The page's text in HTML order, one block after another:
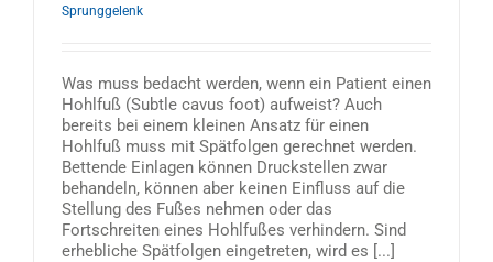
Sprunggelenk
Was muss bedacht werden, wenn ein Patient einen
Hohlfuß (Subtle cavus foot) aufweist? Auch
bereits bei einem kleinen Ansatz für einen
Hohlfuß muss mit Spätfolgen gerechnet werden.
Bettende Einlagen können Druckstellen zwar
behandeln, können aber keinen Einfluss auf die
Stellung des Fußes nehmen oder das
Fortschreiten eines Hohlfußes verhindern. Sind
erhebliche Spätfolgen eingetreten, wird es [...]